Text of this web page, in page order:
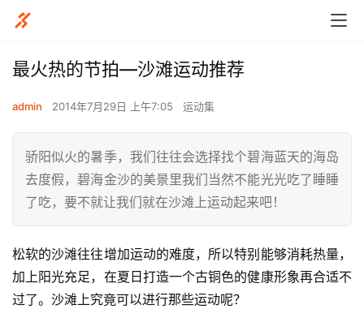
最火热的节拍—沙滩运动推荐
admin 2014年7月29日 上午7:05 运动集
骄阳似火的暑季，我们往往会选择找个碧海蓝天的海岛
去度假，碧海金沙的美景里我们当然不能光光吃了睡睡
了吃，要不就让我们就在沙滩上运动起来吧！
松软的沙滩往往增加运动的难度，所以特别能够消耗热量，
加上阳光充足，在夏日打造一个古铜色的健康形象再合适不
过了。沙滩上究竟可以进行那些运动呢？